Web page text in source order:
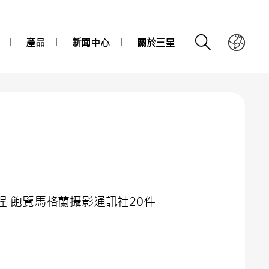
產品 新聞中心 關於三星
飽覽馬格蘭攝影通訊社20件